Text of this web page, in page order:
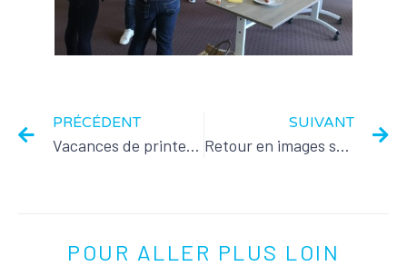
PRÉCÉDENT
Vacances de printemps à Centramalice.
SUIVANT
Retour en images sur le marché de printemps
POUR ALLER PLUS LOIN